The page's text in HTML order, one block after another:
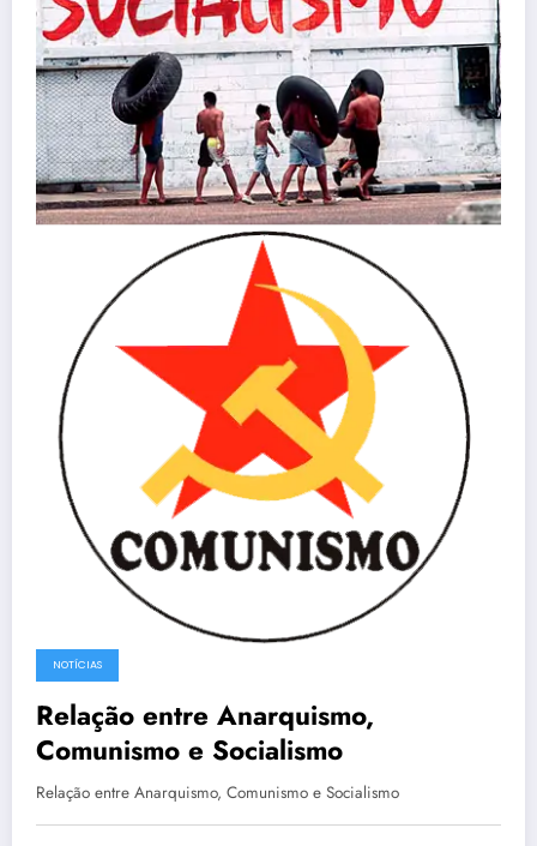
NOTÍCIAS
Relação entre Anarquismo,
Comunismo e Socialismo
Relação entre Anarquismo, Comunismo e Socialismo